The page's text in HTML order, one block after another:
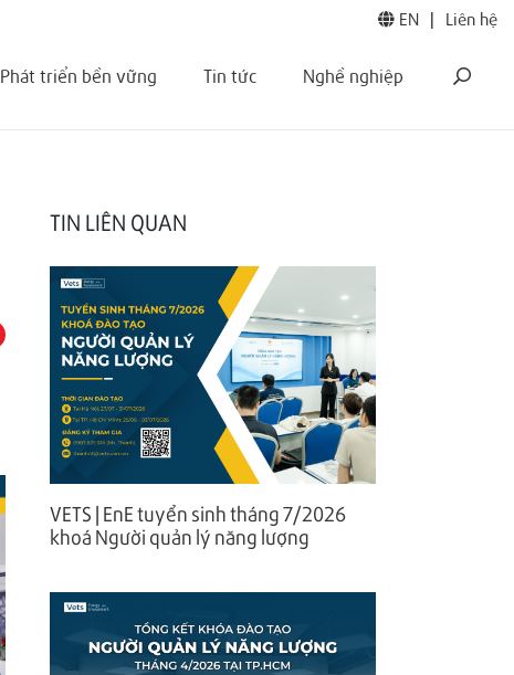
EN | Liên hệ
Phát triển bền vững Tin tức Nghề nghiệp
TIN LIÊN QUAN
VETS | EnE tuyển sinh tháng 7/2026
khoá Người quản lý năng lượng